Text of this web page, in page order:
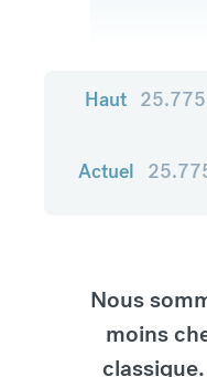
Haut 25.775
Actuel
Nous
moins